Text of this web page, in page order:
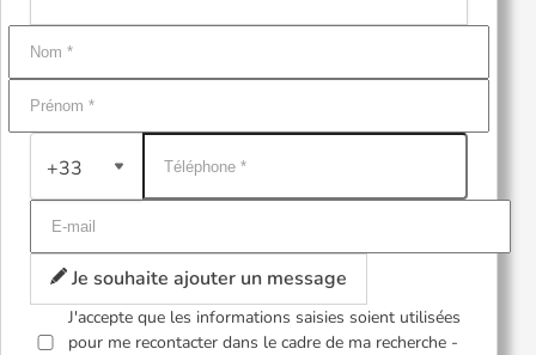
+33
Je souhaite ajouter un message
J'accepte que les informations saisies soient utilisées
pour me recontacter dans le cadre de ma recherche -